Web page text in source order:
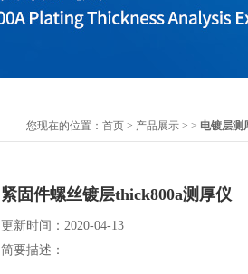
您现在的位置： 首页 > 产品展示 > > 电镀层测
紧固件螺丝镀层thick800a测厚仪
更新时间：2020-04-13
简要描述：